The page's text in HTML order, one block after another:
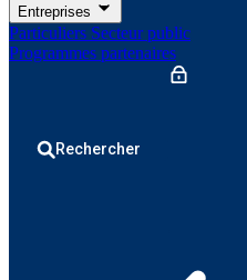
Entreprises
Particuliers Secteur public
Programmes partenaires
Rechercher